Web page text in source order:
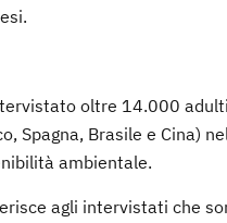
oltre 14.000
Spagna, Brasile e Cina)
ambientale.
agli intervistati che